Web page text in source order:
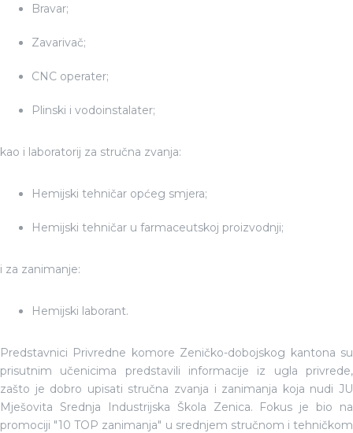
Bravar;
Zavarivač;
CNC operater;
Plinski i vodoinstalater;
kao i laboratorij za stručna zvanja:
Hemijski tehničar općeg smjera;
Hemijski tehničar u farmaceutskoj proizvodnji;
i za zanimanje:
Hemijski laborant.
Predstavnici Privredne komore Zeničko-dobojskog kantona su
prisutnim učenicima predstavili informacije iz ugla privrede,
zašto je dobro upisati stručna zvanja i zanimanja koja nudi JU
Mješovita Srednja Industrijska Škola Zenica. Fokus je bio na
promociji "10 TOP zanimanja" u srednjem stručnom i tehničkom